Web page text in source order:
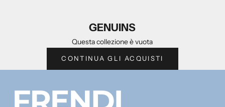
GENUINS
Questa collezione è vuota
CONTINUA GLI ACQUISTI